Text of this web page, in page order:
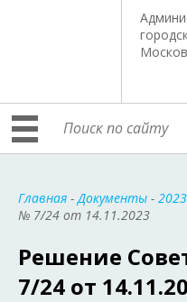
Главная -Документы - 2023
№ 7/24 от 14.11.2023
Решение
7/24 от